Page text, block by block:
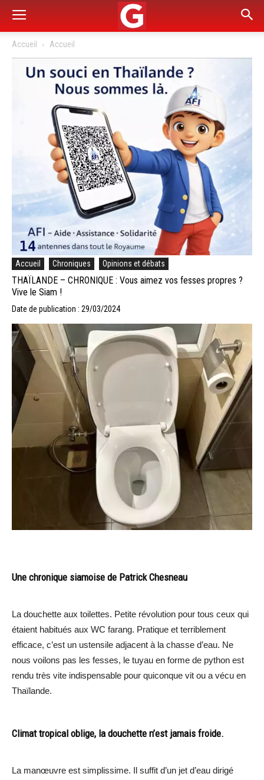
Accueil Accueil
Accueil Chroniques Opinions et débats
THAÏLANDE – CHRONIQUE : Vous aimez vos fesses propres ?
Vive le Siam !
Date de publication : 29/03/2024
Une chronique siamoise de Patrick Chesneau
La douchette aux toilettes. Petite révolution pour tous ceux qui
étaient habitués aux WC farang. Pratique et terriblement
efficace, c’est un ustensile adjacent à la chasse d’eau. Ne
nous voilons pas les fesses, le tuyau en forme de python est
rendu très vite indispensable pour quiconque vit ou a vécu en
Thaïlande.
Climat tropical oblige, la douchette n’est jamais froide.
La manœuvre est simplissime. Il suffit d’un jet d’eau dirigé